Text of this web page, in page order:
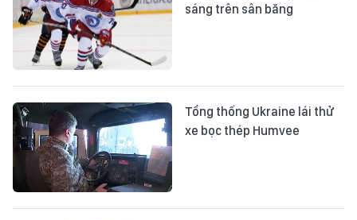
sáng trên sân băng
Tổng thống Ukraine lái thử
xe bọc thép Humvee